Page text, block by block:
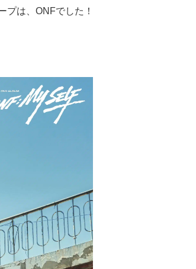
プは、ONFでした！